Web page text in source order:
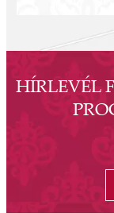
HÍRLEVÉL